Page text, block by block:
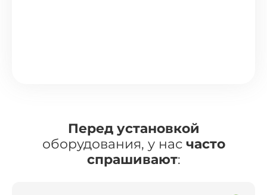
Перед установкой
оборудования, у нас часто
спрашивают: